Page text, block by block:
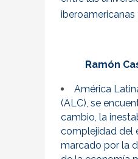
iberoamericanas
Ramón
América
(ALC), se
cambio, la
complejidad del
marcado por la